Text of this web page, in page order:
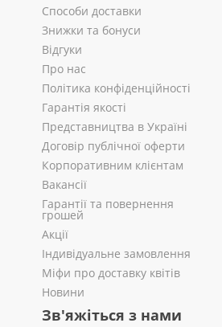
Способи доставки
Знижки та бонуси
Відгуки
Про нас
Політика конфіденційності
Гарантія якості
Представництва в Україні
Договір публічної оферти
Корпоративним клієнтам
Вакансії
Гарантії та повернення
грошей
Акції
Індивідуальне замовлення
Міфи про доставку квітів
Новини
Зв'яжіться з нами